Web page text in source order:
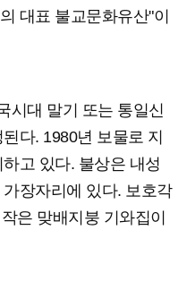
대표 불교문화유산"이
시대 말기 또는 통일신
다. 1980년 보물로 지
고 있다. 불상은 내성
장자리에 있다. 보호각
은 맞배지붕 기와집이